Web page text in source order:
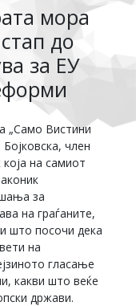
мора
до
за ЕУ
„Само Вистини
член
на самиот
за
на граѓаните,
што посочи дека
на
гласање
какви што веќе
држави.